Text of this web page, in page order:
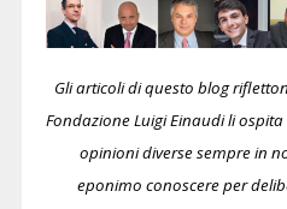
Gli articoli di questo blog
Fondazione Luigi Einaudi li
opinioni diverse sempre in
eponimo conoscere per